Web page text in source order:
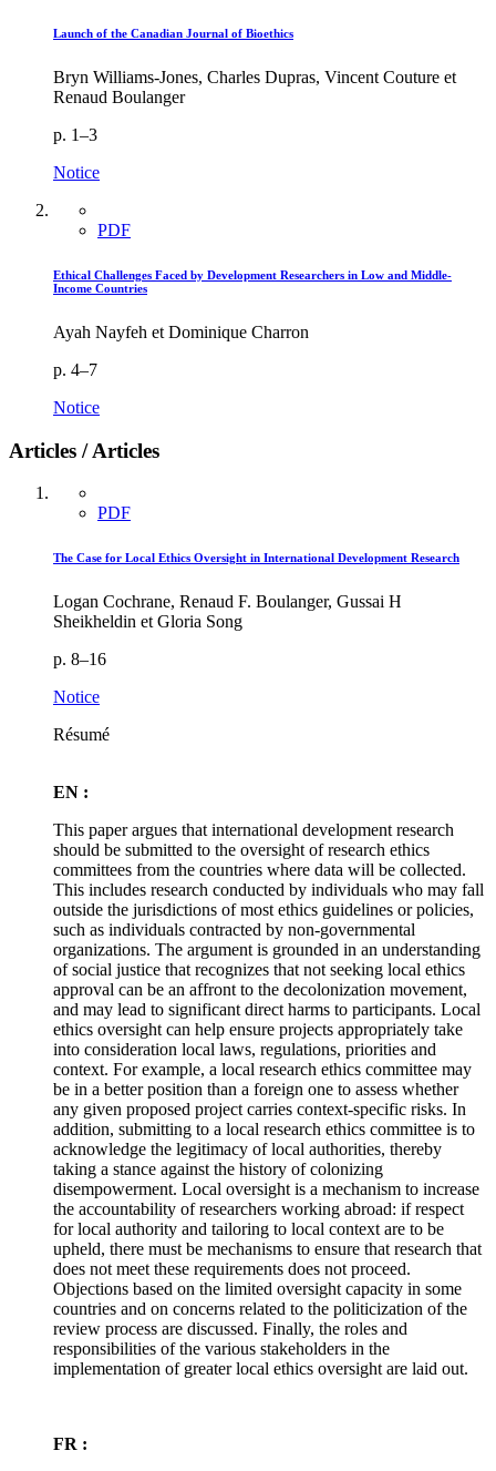
Launch of the Canadian Journal of Bioethics
Bryn Williams-Jones, Charles Dupras, Vincent Couture et
Renaud Boulanger
p. 1–3
Notice
PDF
Ethical Challenges Faced by Development Researchers in Low and Middle-
Income Countries
Ayah Nayfeh et Dominique Charron
p. 4–7
Notice
Articles / Articles
PDF
The Case for Local Ethics Oversight in International Development Research
Logan Cochrane, Renaud F. Boulanger, Gussai H
Sheikheldin et Gloria Song
p. 8–16
Notice
Résumé
EN :
This paper argues that international development research
should be submitted to the oversight of research ethics
committees from the countries where data will be collected.
This includes research conducted by individuals who may fall
outside the jurisdictions of most ethics guidelines or policies,
such as individuals contracted by non-governmental
organizations. The argument is grounded in an understanding
of social justice that recognizes that not seeking local ethics
approval can be an affront to the decolonization movement,
and may lead to significant direct harms to participants. Local
ethics oversight can help ensure projects appropriately take
into consideration local laws, regulations, priorities and
context. For example, a local research ethics committee may
be in a better position than a foreign one to assess whether
any given proposed project carries context-specific risks. In
addition, submitting to a local research ethics committee is to
acknowledge the legitimacy of local authorities, thereby
taking a stance against the history of colonizing
disempowerment. Local oversight is a mechanism to increase
the accountability of researchers working abroad: if respect
for local authority and tailoring to local context are to be
upheld, there must be mechanisms to ensure that research that
does not meet these requirements does not proceed.
Objections based on the limited oversight capacity in some
countries and on concerns related to the politicization of the
review process are discussed. Finally, the roles and
responsibilities of the various stakeholders in the
implementation of greater local ethics oversight are laid out.
FR :